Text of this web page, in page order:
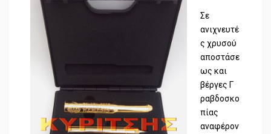
Σε
ανιχνευτέ
ς χρυσού
αποστάσε
ως και
βέργες Γ
ραβδοσκο
πίας
αναφέρον